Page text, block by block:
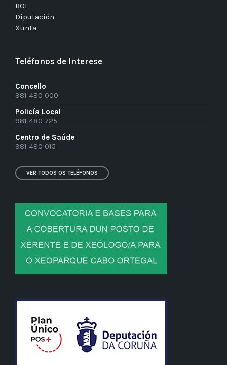
BOE
Diputación
Xunta
Teléfonos de Interese
Concello
981 480 000
Policía Local
981 480 725
Centro de Saúde
981 480 015
VER TODOS OS TELÉFONOS